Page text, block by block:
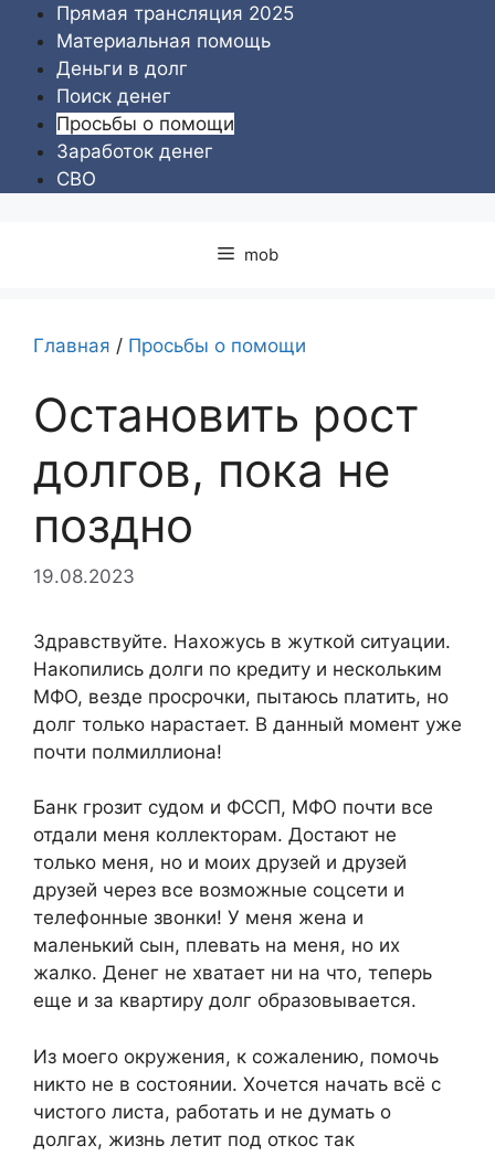
Перейти
содержимому
Прямая трансляция 2025
Материальная помощь
Деньги в долг
Поиск денег
Просьбы о помощи
Заработок денег
СВО
mob
Главная / Просьбы о помощи
Остановить рост
долгов, пока не
поздно
19.08.2023
Здравствуйте. Нахожусь в жуткой ситуации.
Накопились долги по кредиту и нескольким
МФО, везде просрочки, пытаюсь платить, но
долг только нарастает. В данный момент уже
почти полмиллиона!
Банк грозит судом и ФССП, МФО почти все
отдали меня коллекторам. Достают не
только меня, но и моих друзей и друзей
друзей через все возможные соцсети и
телефонные звонки! У меня жена и
маленький сын, плевать на меня, но их
жалко. Денег не хватает ни на что, теперь
еще и за квартиру долг образовывается.
Из моего окружения, к сожалению, помочь
никто не в состоянии. Хочется начать всё с
чистого листа, работать и не думать о
долгах, жизнь летит под откос так